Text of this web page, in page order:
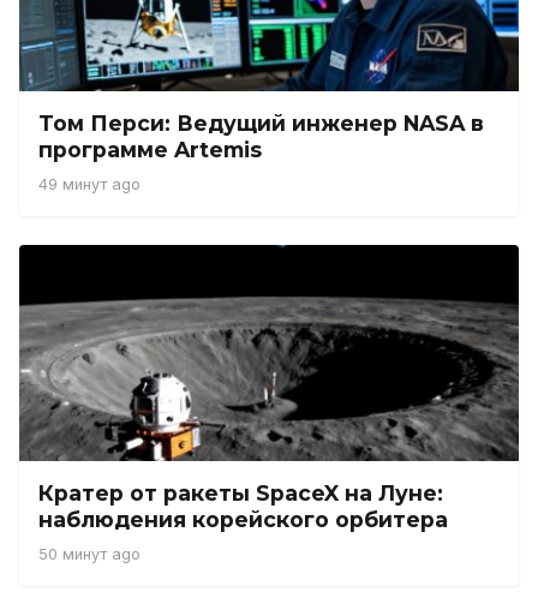
Том Перси: Ведущий инженер NASA в
программе Artemis
49 минут ago
Кратер от ракеты SpaceX на Луне:
наблюдения корейского орбитера
50 минут ago